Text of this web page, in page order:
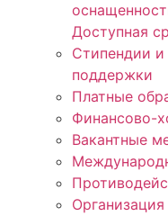
Доступная
Стипендии
поддержки
Платные
Финансово-
Вакантные